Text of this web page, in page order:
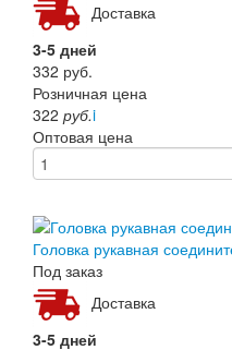
Доставка
3-5 дней
332 руб.
Розничная цена
322 руб.i
Оптовая цена
Головка рукавная
Под заказ
Доставка
3-5 дней